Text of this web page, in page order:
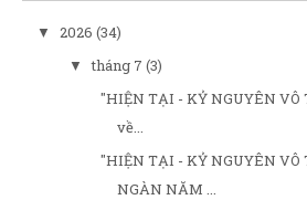
▼ 2026 (34)
▼tháng 7 (3)
"HIỆN TẠI - KỶ NGUYÊN
về...
"HIỆN TẠI - KỶ NGUYÊN VÔ
NGÀN NĂM ...